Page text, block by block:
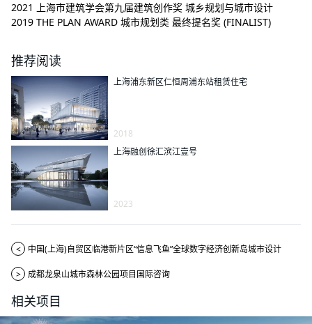
2021 上海市建筑学会第九届建筑创作奖 城乡规划与城市设计
2019 THE PLAN AWARD 城市规划类 最终提名奖 (FINALIST)
推荐阅读
上海浦东新区仁恒周浦东站租赁住宅
2018
上海融创徐汇滨江壹号
2023
< 中国(上海)自贸区临港新片区“信息飞鱼”全球数字经济创新岛城市设计
> 成都龙泉山城市森林公园项目国际咨询
相关项目